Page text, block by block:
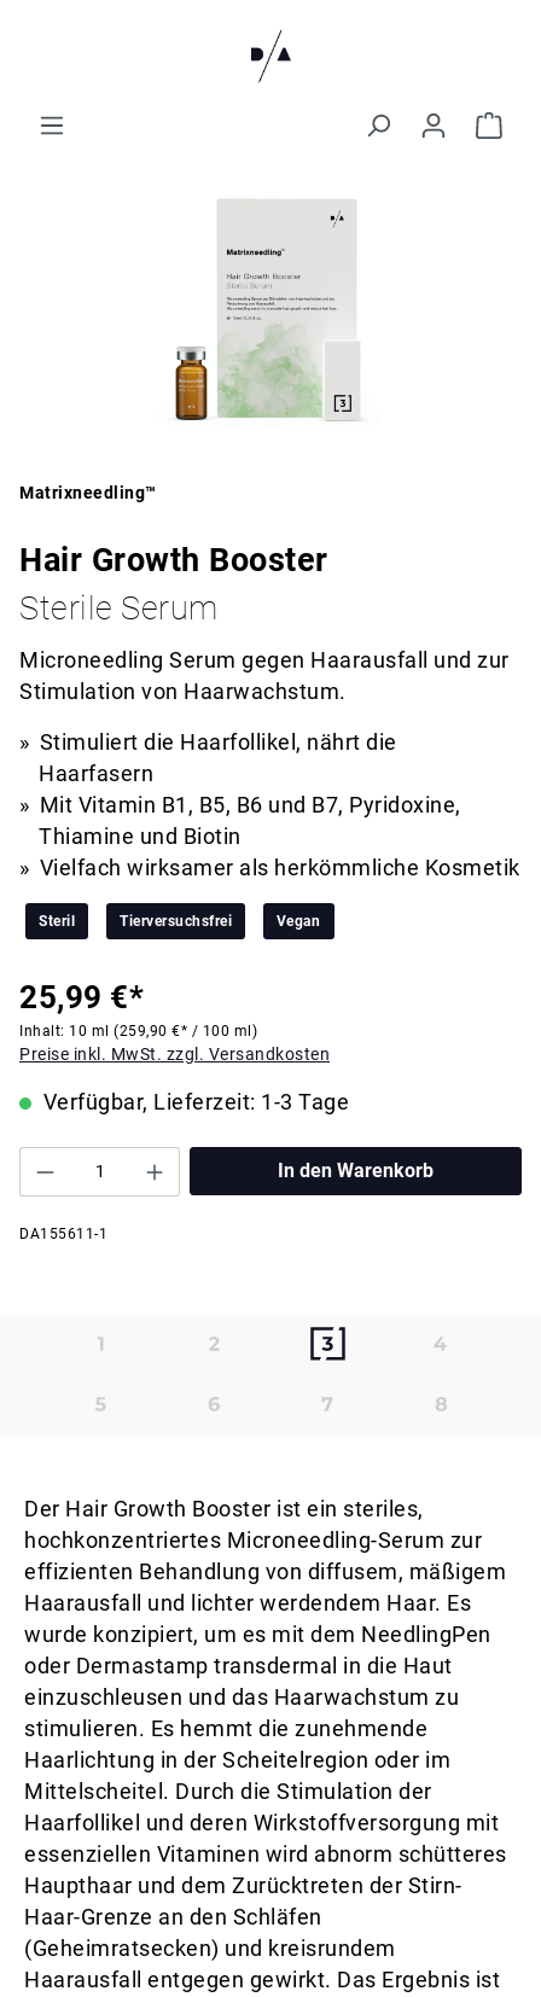
Matrixneedling™
Hair Growth Booster
Sterile Serum
Microneedling Serum gegen Haarausfall und zur
Stimulation von Haarwachstum.
Stimuliert die Haarfollikel, nährt die
Haarfasern
Mit Vitamin B1, B5, B6 und B7, Pyridoxine,
Thiamine und Biotin
Vielfach wirksamer als herkömmliche Kosmetik
Steril Tierversuchsfrei Vegan
25,99 €*
Inhalt: 10 ml (259,90 €* / 100 ml)
Preise inkl. MwSt. zzgl. Versandkosten
Verfügbar, Lieferzeit: 1-3 Tage
In den Warenkorb
DA155611-1
Der Hair Growth Booster ist ein steriles,
hochkonzentriertes Microneedling-Serum zur
effizienten Behandlung von diffusem, mäßigem
Haarausfall und lichter werdendem Haar. Es
wurde konzipiert, um es mit dem NeedlingPen
oder Dermastamp transdermal in die Haut
einzuschleusen und das Haarwachstum zu
stimulieren. Es hemmt die zunehmende
Haarlichtung in der Scheitelregion oder im
Mittelscheitel. Durch die Stimulation der
Haarfollikel und deren Wirkstoffversorgung mit
essenziellen Vitaminen wird abnorm schütteres
Haupthaar und dem Zurücktreten der Stirn-
Haar-Grenze an den Schläfen
(Geheimratsecken) und kreisrundem
Haarausfall entgegen gewirkt. Das Ergebnis ist